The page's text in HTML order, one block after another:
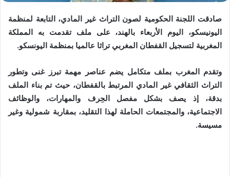
صادقت اللجنة الحكومية لصون التراث غير المادي، التابعة لمنظمة
اليونيسكو، اليوم الأربعاء بالهند، على ملف تقدمت به المملكة
المغربية لتسجيل القفطان المغربي تراثا عالميا بمنظمة اليونسكو.
وتقدم المغرب بملف متكامل يضم عناصر مهمة تبرز غنى وتطور
التراث الثقافي غير المادي المرتبط بالقفطان، حيث تم بناء الملف
بدقة، إذ يصف بشكل مفصل الحِرف والمهارات، والوظائف
الاجتماعية، والمجتمعات الحاملة لهذا التقليد، بمقاربة شمولية وغير
مسيسة.